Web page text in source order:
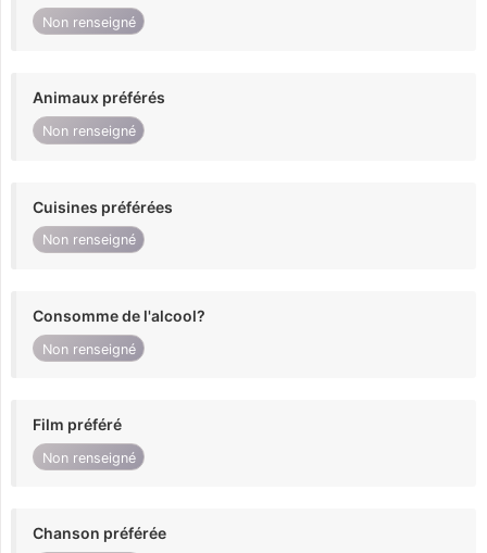
Non renseigné
Animaux préférés
Non renseigné
Cuisines préférées
Non renseigné
Consomme de l'alcool?
Non renseigné
Film préféré
Non renseigné
Chanson préférée